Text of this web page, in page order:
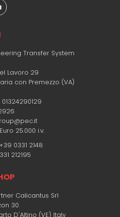
Transfer System
Lavoro 29
con Premezzo (VA)
01324290129
25.000 i.v.
0331 2148
212195
Calicantus Srl
30
D'Altino (VE) Italy